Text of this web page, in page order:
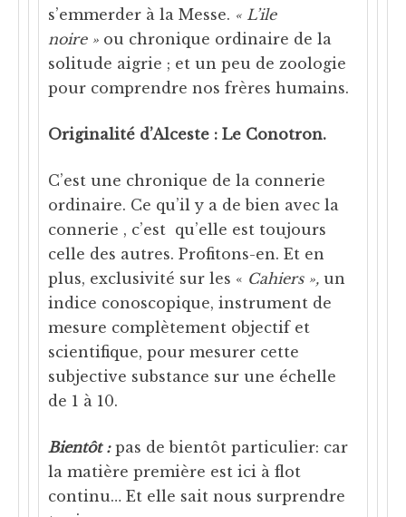
s’emmerder à la Messe. « L’ile
noire » ou chronique ordinaire de la
solitude aigrie ; et un peu de zoologie
pour comprendre nos frères humains.
Originalité d’Alceste : Le Conotron.
C’est une chronique de la connerie
ordinaire. Ce qu’il y a de bien avec la
connerie , c’est qu’elle est toujours
celle des autres. Profitons-en. Et en
plus, exclusivité sur les « Cahiers », un
indice conoscopique, instrument de
mesure complètement objectif et
scientifique, pour mesurer cette
subjective substance sur une échelle
de 1 à 10.
Bientôt : pas de bientôt particulier: car
la matière première est ici à flot
continu… Et elle sait nous surprendre